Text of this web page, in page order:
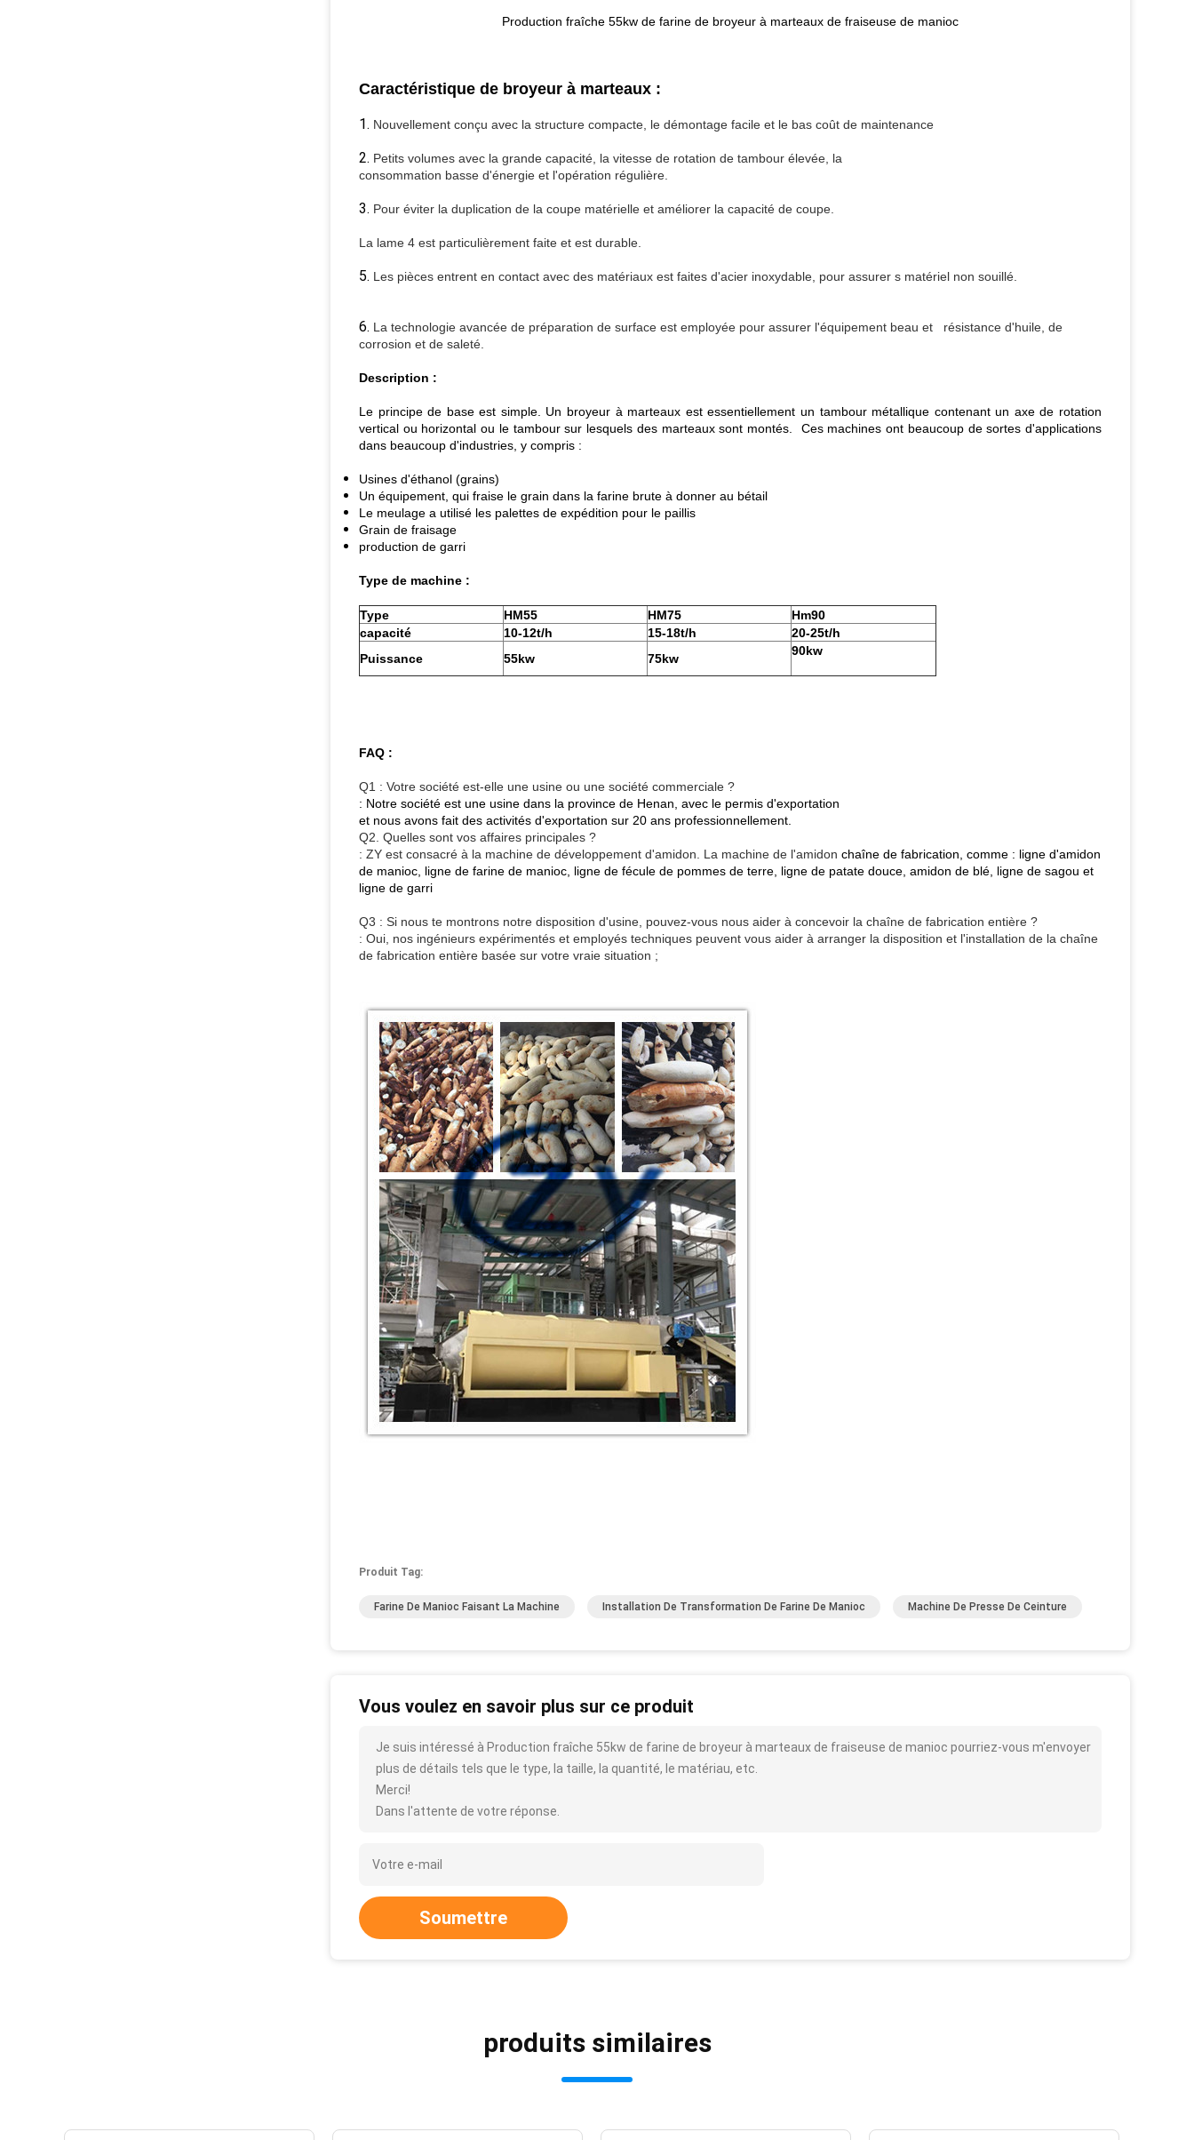
Production fraîche 55kw de farine de broyeur à marteaux de fraiseuse de manioc
Caractéristique de broyeur à marteaux :
1. Nouvellement conçu avec la structure compacte, le démontage facile et le bas coût de maintenance
2. Petits volumes avec la grande capacité, la vitesse de rotation de tambour élevée, la
consommation basse d'énergie et l'opération régulière.
3. Pour éviter la duplication de la coupe matérielle et améliorer la capacité de coupe.
La lame 4 est particulièrement faite et est durable.
5. Les pièces entrent en contact avec des matériaux est faites d'acier inoxydable, pour assurer s matériel non souillé.
6. La technologie avancée de préparation de surface est employée pour assurer l'équipement beau et résistance d'huile, de
corrosion et de saleté.
Description :
Le principe de base est simple. Un broyeur à marteaux est essentiellement un tambour métallique contenant un axe de rotation
vertical ou horizontal ou le tambour sur lesquels des marteaux sont montés. Ces machines ont beaucoup de sortes d'applications
dans beaucoup d'industries, y compris :
Usines d'éthanol (grains)
Un équipement, qui fraise le grain dans la farine brute à donner au bétail
Le meulage a utilisé les palettes de expédition pour le paillis
Grain de fraisage
production de garri
Type de machine :
Type HM55 HM75
Hm90
capacité
10-12t/h 15-18t/h
20-25t/h
Puissance
55kw 75kw
90kw
FAQ :
Q1 : Votre société est-elle une usine ou une société commerciale ?
: Notre société est une usine dans la province de Henan, avec le permis d'exportation
et nous avons fait des activités d'exportation sur 20 ans professionnellement.
Q2. Quelles sont vos affaires principales ?
: ZY est consacré à la machine de développement d'amidon. La machine de l'amidon chaîne de fabrication, comme : ligne d'amidon
de manioc, ligne de farine de manioc, ligne de fécule de pommes de terre, ligne de patate douce, amidon de blé, ligne de sagou et
ligne de garri
Q3 : Si nous te montrons notre disposition d'usine, pouvez-vous nous aider à concevoir la chaîne de fabrication entière ?
: Oui, nos ingénieurs expérimentés et employés techniques peuvent vous aider à arranger la disposition et l'installation de la chaîne
de fabrication entière basée sur votre vraie situation ;
Produit Tag:
Farine De Manioc Faisant La Machine Installation De Transformation De Farine De Manioc Machine De Presse De Ceinture
Vous voulez en savoir plus sur ce produit
Je suis intéressé à Production fraîche 55kw de farine de broyeur à marteaux de fraiseuse de manioc pourriez-vous m'envoyer
plus de détails tels que le type, la taille, la quantité, le matériau, etc.
Merci!
Dans l'attente de votre réponse.
Soumettre
produits similaires